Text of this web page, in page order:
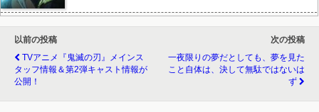
以前の投稿
TVアニメ『鬼滅の刃』メインス
タッフ情報＆第2弾キャスト情報が
公開！
次の投稿
一夜限りの夢だとしても、夢を見た
こと自体は、決して無駄ではないは
ず